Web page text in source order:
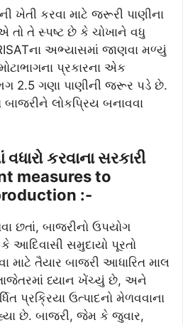
ખેતી કરવા માટે જરૂરી પાણીના
તો તે સ્પષ્ટ છે કે ચોખાને વધુ
અભ્યાસમાં જાણવા મળ્યું
પ્રકારના એક
2.5 ગણા પાણીની જરૂર પડે છે.
લોકપ્રિય બનાવવા
કરવાના સરકારી
measures to
:-
છતાં, બાજરીનો ઉપયોગ
આદિવાસી સમુદાયો પૂરતો
માટે તૈયાર બાજરી આધારિત માલ
ધ્યાન ખેંચ્યું છે, અને
પ્રક્રિયા ઉત્પાદનો મેળવવાના
છે. બાજરી, જેમ કે જુવાર,